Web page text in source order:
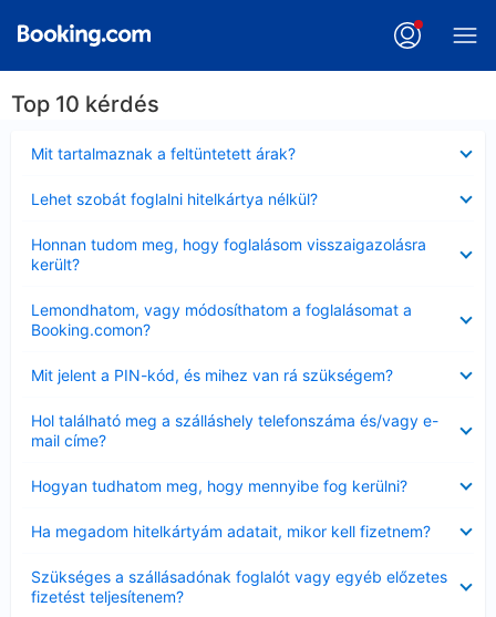
Top 10 kérdés
Mit tartalmaznak a feltüntetett árak?
Lehet szobát foglalni hitelkártya nélkül?
Honnan tudom meg, hogy foglalásom visszaigazolásra
került?
Lemondhatom, vagy módosíthatom a foglalásomat a
Booking.comon?
Mit jelent a PIN-kód, és mihez van rá szükségem?
Hol található meg a szálláshely telefonszáma és/vagy e-
mail címe?
Hogyan tudhatom meg, hogy mennyibe fog kerülni?
Ha megadom hitelkártyám adatait, mikor kell fizetnem?
Szükséges a szállásadónak foglalót vagy egyéb előzetes
fizetést teljesítenem?